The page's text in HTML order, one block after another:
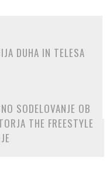
DUHA IN TELESA
SODELOVANJE OB
THE FREESTYLE